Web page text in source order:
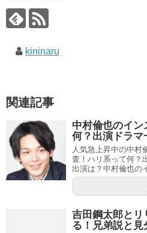
kininaru
関連記事
中村倫也のイン
何？出演ドラ
人気急上昇中の中村
査！ハリ系って何？
出演は？中村倫也の
吉田鋼太郎とリ
る！兄弟説と